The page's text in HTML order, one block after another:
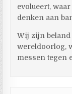
evolueert,
denken aan
Wij zijn beland
wereldoorlog,
messen tegen